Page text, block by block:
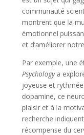
communauté
montrent que la
émotionnel
et d’améliorer
Par exemple, une
Psychologya
joyeuse et
dopamine, ce
plaisir et à la
recherche
récompense du